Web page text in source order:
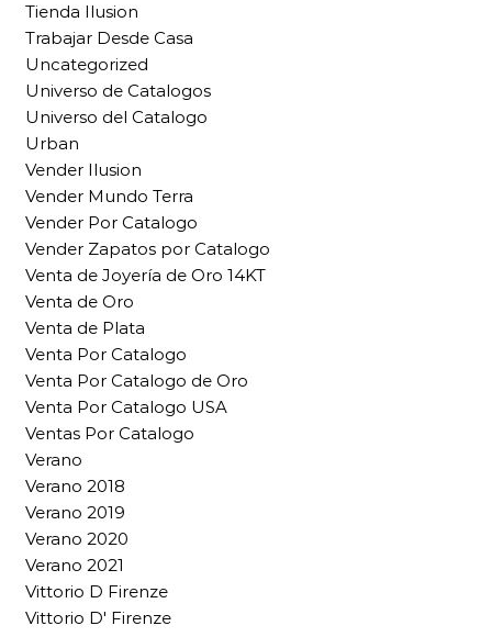
Tienda Ilusion
Trabajar Desde Casa
Uncategorized
Universo de Catalogos
Universo del Catalogo
Urban
Vender Ilusion
Vender Mundo Terra
Vender Por Catalogo
Vender Zapatos por Catalogo
Venta de Joyería de Oro 14KT
Venta de Oro
Venta de Plata
Venta Por Catalogo
Venta Por Catalogo de Oro
Venta Por Catalogo USA
Ventas Por Catalogo
Verano
Verano 2018
Verano 2019
Verano 2020
Verano 2021
Vittorio D Firenze
Vittorio D' Firenze